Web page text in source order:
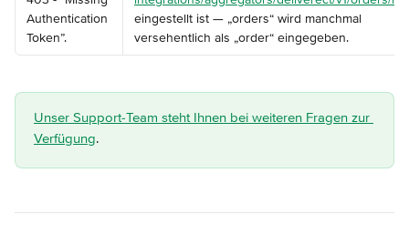
Authentication
Token”.
eingestellt ist — „orders“ wird manchmal
versehentlich als „order“ eingegeben.
Unser Support-Team steht Ihnen bei weiteren Fragen zur
Verfügung.